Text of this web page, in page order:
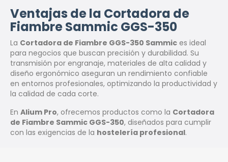
Ventajas de la Cortadora de
Fiambre Sammic GGS-350
La Cortadora de Fiambre GGS-350 Sammic es ideal
para negocios que buscan precisión y durabilidad. Su
transmisión por engranaje, materiales de alta calidad y
diseño ergonómico aseguran un rendimiento confiable
en entornos profesionales, optimizando la productividad y
la calidad de cada corte.
En Alium Pro, ofrecemos productos como la Cortadora
de Fiambre Sammic GGS-350, diseñados para cumplir
con las exigencias de la hostelería profesional.